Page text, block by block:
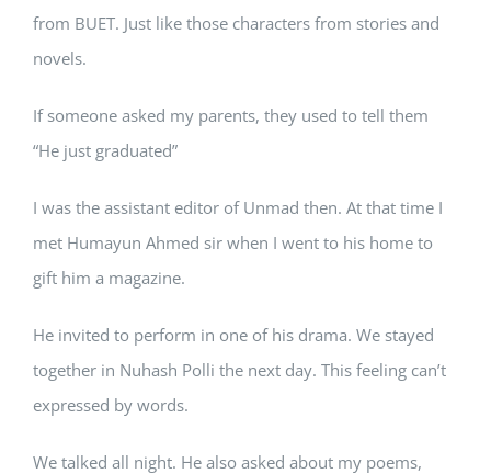
from BUET. Just like those characters from stories and
novels.
If someone asked my parents, they used to tell them
“He just graduated”
I was the assistant editor of Unmad then. At that time I
met Humayun Ahmed sir when I went to his home to
gift him a magazine.
He invited to perform in one of his drama. We stayed
together in Nuhash Polli the next day. This feeling can’t
expressed by words.
We talked all night. He also asked about my poems,